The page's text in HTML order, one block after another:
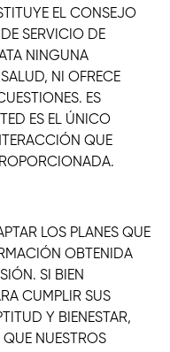
EL CONSEJO
SERVICIO DE
NINGUNA
NI OFRECE
ES
ES EL ÚNICO
QUE
LOS PLANES QUE
OBTENIDA
SI BIEN
CUMPLIR SUS
Y BIENESTAR,
NUESTROS